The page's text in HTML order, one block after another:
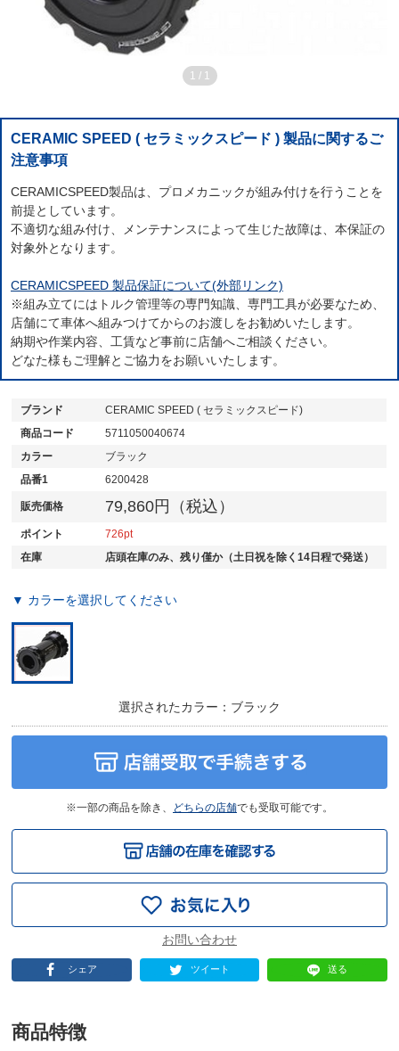
1 / 1
CERAMIC SPEED ( セラミックスピード ) 製品に関するご
注意事項
CERAMICSPEED製品は、プロメカニックが組み付けを行うことを
前提としています。
不適切な組み付け、メンテナンスによって生じた故障は、本保証の
対象外となります。
CERAMICSPEED 製品保証について(外部リンク)
※組み立てにはトルク管理等の専門知識、専門工具が必要なため、
店舗にて車体へ組みつけてからのお渡しをお勧めいたします。
納期や作業内容、工賃など事前に店舗へご相談ください。
どなた様もご理解とご協力をお願いいたします。
ブランド
CERAMIC SPEED ( セラミックスピード)
商品コード
5711050040674
カラー
ブラック
品番1
6200428
販売価格 79,860円（税込）
ポイント
726
在庫
店頭在庫のみ、残り僅か（土日祝を除く14日程で発送）
▼ カラーを選択してください
選択されたカラー：ブラック
※一部の商品を除き、 どちらの店舗でも受取可能です。
シェア ツイート 送る
商品特徴